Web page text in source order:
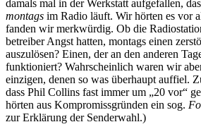
damals mal in der Werkstatt aufgefallen,
montags im Radio läuft. Wir hörten es vor
fanden wir merkwürdig. Ob die
betreiber Angst hatten, montags einen
auszulösen? Einen, der an den anderen
funktioniert? Wahrscheinlich waren wir
einzigen, denen so was überhaupt auffiel.
dass Phil Collins fast immer um „20 vor“
hörten aus Kompromissgründen ein sog.
zur Erklärung der Senderwahl.)